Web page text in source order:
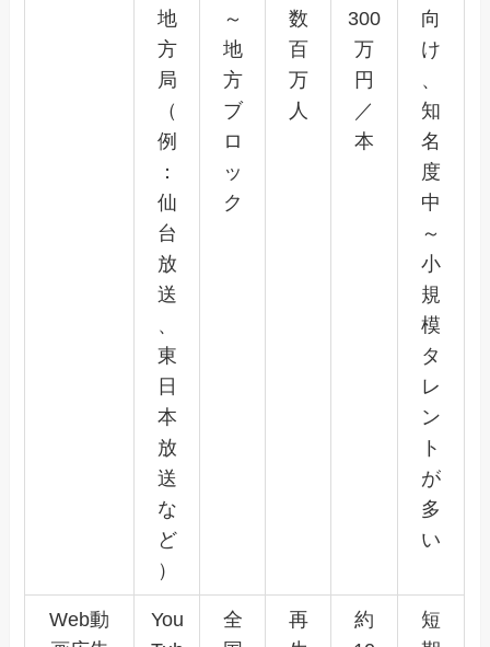
地
方
局
（
例
：
仙
台
放
送
、
東
日
本
放
送
な
ど
）
～
地
方
ブ
ロ
ッ
ク
数
百
万
人
300
万
円
／
本
向
け
、
知
名
度
中
～
小
規
模
タ
レ
ン
ト
が
多
い
Web動
You
全
再
約
短